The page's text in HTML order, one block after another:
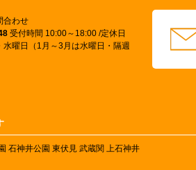
合わせ
受付時間 10:00～18:00 /定休日
水曜日（1月～3月は水曜日・隔週
石神井公園 東伏見 武蔵関 上石神井